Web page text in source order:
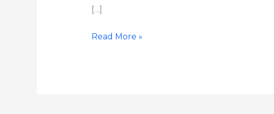
[…]
Read More »